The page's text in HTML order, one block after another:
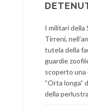
I militari della
Tirreni,
tutela della
guardie
scoperto una
“Orta longa”
della